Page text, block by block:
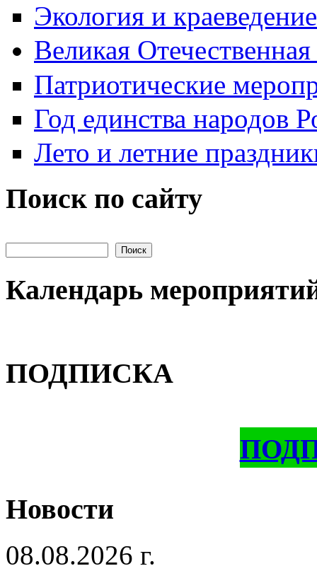
Экология и краеведение
Великая
Патриотические
Год единства народов
Лето и летние
Поиск по сайту
Календарь
ПОДПИСКА
Новости
08.08.2026 г.